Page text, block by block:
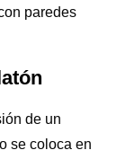
paredes
de un
se coloca en